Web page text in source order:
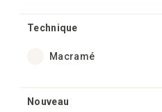
Technique
Macramé
Nouveau